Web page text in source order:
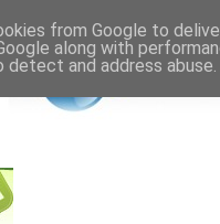
from Google to
along with
and address abuse.